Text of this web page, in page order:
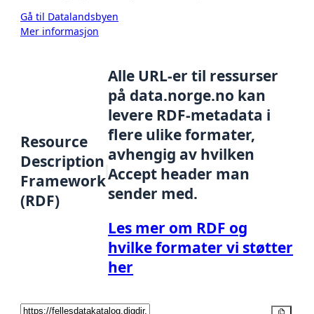
Gå til Datalandsbyen
Mer informasjon
Resource
Description
Framework
(RDF)
Alle URL-er til ressurser
på data.norge.no kan
levere RDF-metadata i
flere ulike formater,
avhengig av hvilken
Accept header man
sender med.
Les mer om RDF og
hvilke formater vi støtter
her